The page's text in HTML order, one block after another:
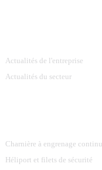
Actualités de l'entreprise
Actualités du secteur
Charnière à engrenage continu
Héliport et filets de sécurité